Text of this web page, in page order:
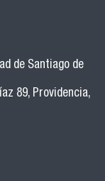
de Santiago de
89, Providencia,